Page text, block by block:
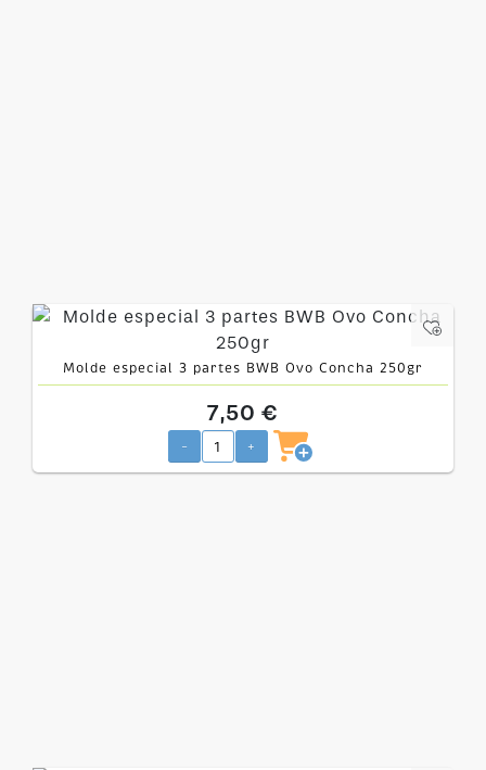
Molde especial 3 partes BWB Ovo Concha 250gr
7,50 €
- +